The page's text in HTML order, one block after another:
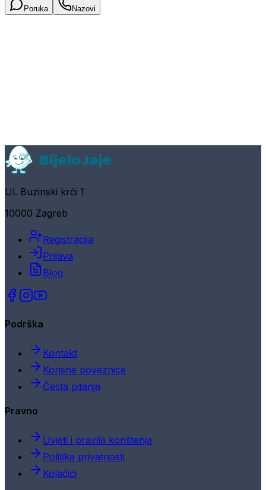
Poruka Nazovi
Ul. Buzinski krči 1
10000 Zagreb
Registracija
Prijava
Blog
Podrška
Kontakt
Korisne poveznice
Česta pitanja
Pravno
Uvjeti i pravila korištenja
Politika privatnosti
Kolačići